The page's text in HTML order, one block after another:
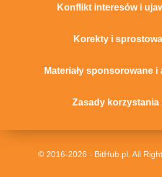
Konflikt interesów i
Korekty i
Materiały sponsorowane i
Zasady korzystania
© 2016-2026 - BitHub.pl. All